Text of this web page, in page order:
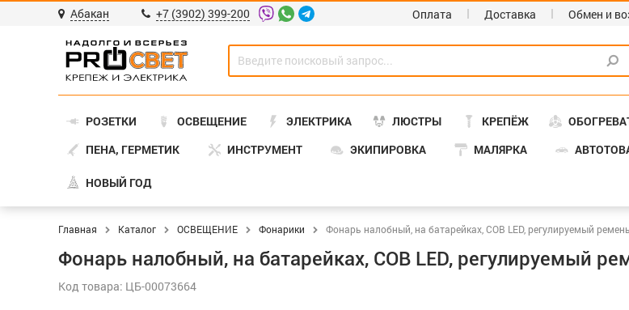
Абакан +7 (3902) 399-200 Оплата Доставка Обмен и
РОЗЕТКИ ОСВЕЩЕНИЕ ЭЛЕКТРИКА ЛЮСТРЫ КРЕПЁЖ
ПЕНА, ГЕРМЕТИК
ИНСТРУМЕНТ ЭКИПИРОВКА МАЛЯРКА
НОВЫЙ ГОД
Главная Каталог ОСВЕЩЕНИЕ Фонарики Фонарь налобный, на батарейках, COB LED, регулируемый
Фонарь налобный, на батарейках, COB LED, регулируемый
Код товара: ЦБ-00073664